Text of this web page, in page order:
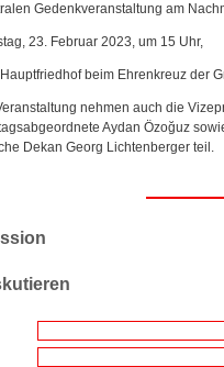
Gedenkveranstaltung am
23. Februar 2023, um 15 Uhr,
beim Ehrenkreuz der
nehmen auch die
Aydan Özoğuz
Dekan Georg Lichtenberger teil.